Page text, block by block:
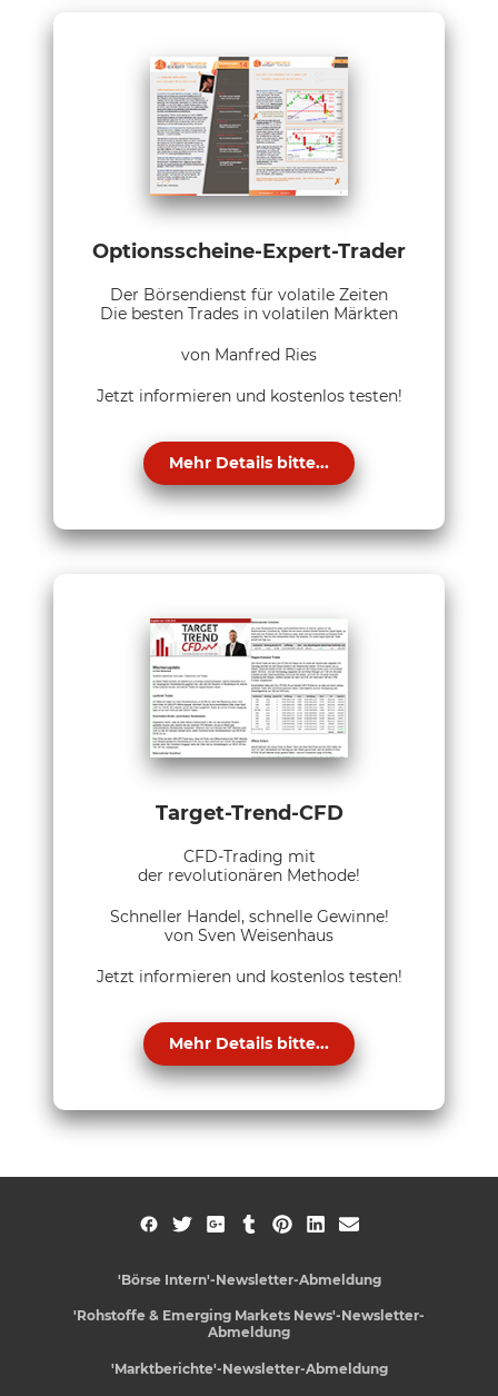
Optionsscheine-Expert-Trader
Der Börsendienst für volatile Zeiten
Die besten Trades in volatilen Märkten
von Manfred Ries
Jetzt informieren und kostenlos testen!
Mehr Details bitte...
Target-Trend-CFD
CFD-Trading mit
der revolutionären Methode!
Schneller Handel, schnelle Gewinne!
von Sven Weisenhaus
Jetzt informieren und kostenlos testen!
Mehr Details bitte...
'Börse Intern'-Newsletter-Abmeldung
'Rohstoffe & Emerging Markets News'-Newsletter-
Abmeldung
'Marktberichte'-Newsletter-Abmeldung